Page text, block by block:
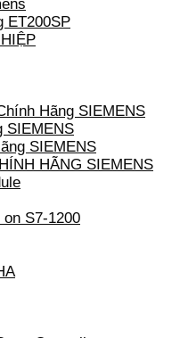
ET200SP
Hãng SIEMENS
SIEMENS
SIEMENS
HÃNG SIEMENS
S7-1200